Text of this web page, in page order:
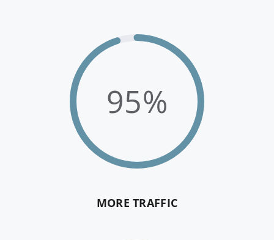
95%
MORE TRAFFIC